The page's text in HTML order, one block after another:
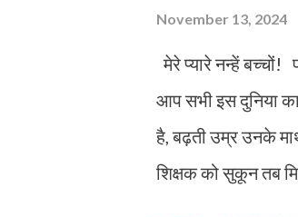
before the
November 13, 2024
मेरे प्यारे नन्हें बच्चों!
आप सभी इस दुनिया
है, बढ़ती उम्र उनके
शिक्षक को सुकून तब